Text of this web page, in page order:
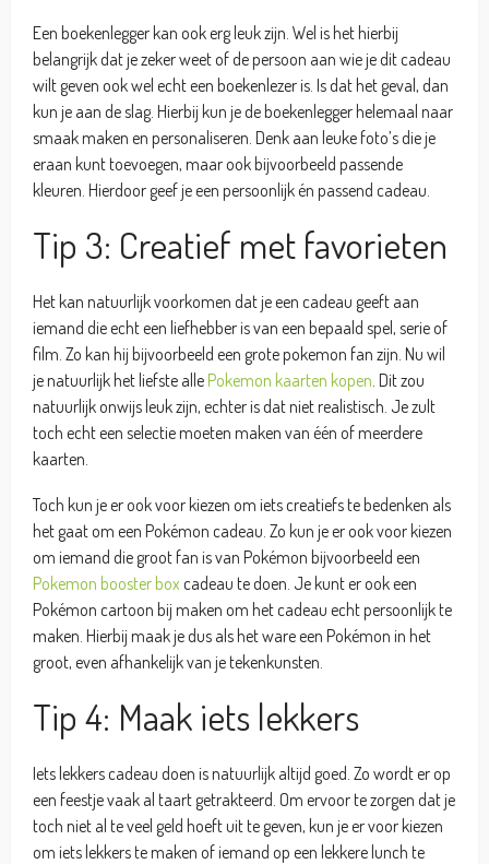
Een boekenlegger kan ook erg leuk zijn. Wel is het hierbij
belangrijk dat je zeker weet of de persoon aan wie je dit cadeau
wilt geven ook wel echt een boekenlezer is. Is dat het geval, dan
kun je aan de slag. Hierbij kun je de boekenlegger helemaal naar
smaak maken en personaliseren. Denk aan leuke foto’s die je
eraan kunt toevoegen, maar ook bijvoorbeeld passende
kleuren. Hierdoor geef je een persoonlijk én passend cadeau.
Tip 3: Creatief met favorieten
Het kan natuurlijk voorkomen dat je een cadeau geeft aan
iemand die echt een liefhebber is van een bepaald spel, serie of
film. Zo kan hij bijvoorbeeld een grote pokemon fan zijn. Nu wil
je natuurlijk het liefste alle Pokemon kaarten kopen . Dit zou
natuurlijk onwijs leuk zijn, echter is dat niet realistisch. Je zult
toch echt een selectie moeten maken van één of meerdere
kaarten.
Toch kun je er ook voor kiezen om iets creatiefs te bedenken als
het gaat om een Pokémon cadeau. Zo kun je er ook voor kiezen
om iemand die groot fan is van Pokémon bijvoorbeeld een
Pokemon booster box cadeau te doen. Je kunt er ook een
Pokémon cartoon bij maken om het cadeau echt persoonlijk te
maken. Hierbij maak je dus als het ware een Pokémon in het
groot, even afhankelijk van je tekenkunsten.
Tip 4: Maak iets lekkers
Iets lekkers cadeau doen is natuurlijk altijd goed. Zo wordt er op
een feestje vaak al taart getrakteerd. Om ervoor te zorgen dat je
toch niet al te veel geld hoeft uit te geven, kun je er voor kiezen
om iets lekkers te maken of iemand op een lekkere lunch te